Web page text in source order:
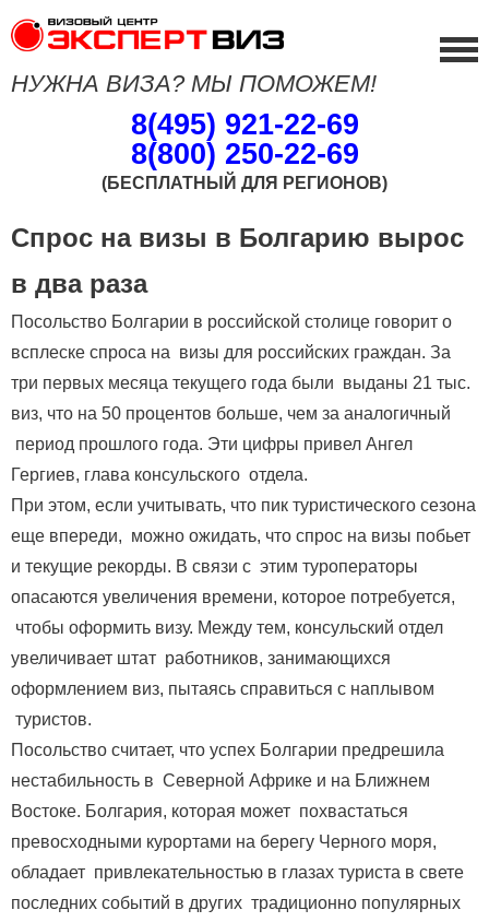
НУЖНА ВИЗА? МЫ ПОМОЖЕМ!
8(495) 921-22-69
8(800) 250-22-69
(БЕСПЛАТНЫЙ ДЛЯ РЕГИОНОВ)
Спрос на визы в Болгарию вырос
в два раза
Посольство Болгарии в российской столице говорит о
всплеске спроса на визы для российских граждан. За
три первых месяца текущего года были выданы 21 тыс.
виз, что на 50 процентов больше, чем за аналогичный
период прошлого года. Эти цифры привел Ангел
Гергиев, глава консульского отдела.
При этом, если учитывать, что пик туристического сезона
еще впереди, можно ожидать, что спрос на визы побьет
и текущие рекорды. В связи с этим туроператоры
опасаются увеличения времени, которое потребуется,
чтобы оформить визу. Между тем, консульский отдел
увеличивает штат работников, занимающихся
оформлением виз, пытаясь справиться с наплывом
туристов.
Посольство считает, что успех Болгарии предрешила
нестабильность в Северной Африке и на Ближнем
Востоке. Болгария, которая может похвастаться
превосходными курортами на берегу Черного моря,
обладает привлекательностью в глазах туриста в свете
последних событий в других традиционно популярных